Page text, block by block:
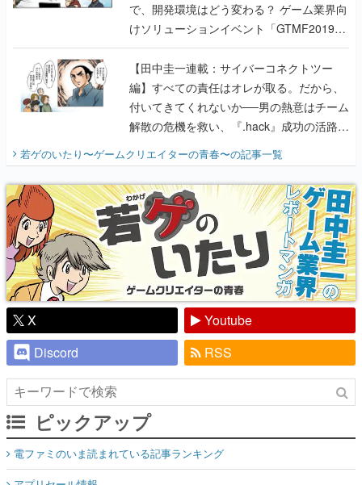
で、開発環境はどう変わる？ ゲーム業界向
けソリューションイベント「GTMF2019」
に行って、より理解を深めよう【PR】
【田中圭一連載：サイバーコネクトツー
編】すべての責任はオレが取る。だから、
付いてきてくれないか──男の熱意はチーム
解散の危機を救い、『.hack』成功の活路を
開く。業界の快男児・松山 洋に流れる血は
『少年ジャンプ』色だった【若ゲのいた
り】
若ゲのいたり〜ゲームクリエイターの青春〜の記事一覧
X
Youtube
Discord
RSS
ピックアップ
電ファミのいま読まれている記事ランキング